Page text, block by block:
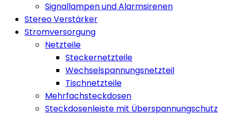
Signallampen und Alarmsirenen
Stereo Verstärker
Stromversorgung
Netzteile
Steckernetzteile
Wechselspannungsnetzteil
Tischnetzteile
Mehrfachsteckdosen
Steckdosenleiste mit Überspannungschutz